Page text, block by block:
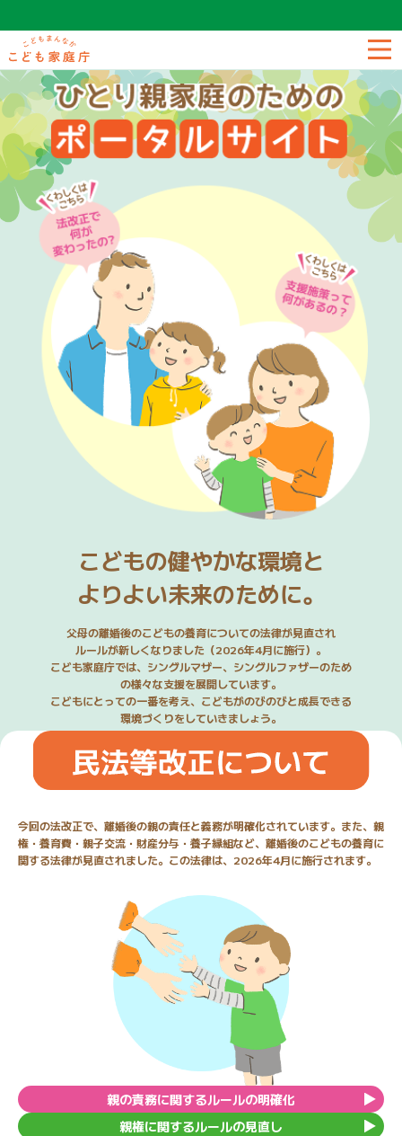
こどもの健やかな環境と
よりよい未来のために。
父母の離婚後のこどもの養育についての法律が見直され
ルールが新しくなりました（2026年4月に施行）。
こども家庭庁では、シングルマザー、シングルファザーのため
の様々な支援を展開しています。
こどもにとっての一番を考え、こどもがのびのびと成長できる
環境づくりをしていきましょう。
今回の法改正で、離婚後の親の責任と義務が明確化されています。また、親
権・養育費・親子交流・財産分与・養子縁組など、離婚後のこどもの養育に
関する法律が見直されました。この法律は、2026年4月に施行されます。
親の責務に関するルールの明確化
親権に関するルールの見直し